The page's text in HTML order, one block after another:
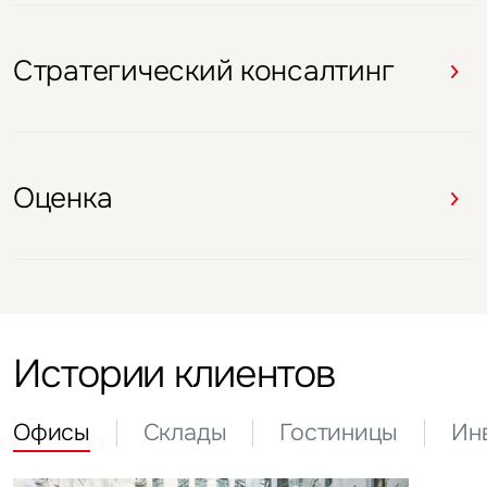
Стратегический консалтинг
Оценка
Истории клиентов
Офисы Склады Гостиницы